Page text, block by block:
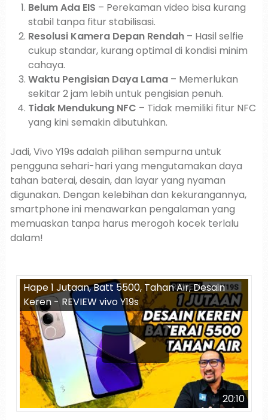
Belum Ada EIS – Perekaman video bisa kurang
stabil tanpa fitur stabilisasi.
Resolusi Kamera Depan Rendah– Hasil selfie
cukup standar, kurang optimal di kondisi minim
cahaya.
Waktu Pengisian Daya Lama– Memerlukan
sekitar 2 jam lebih untuk pengisian penuh.
Tidak Mendukung NFC – Tidak memiliki fitur NFC
yang kini semakin dibutuhkan.
Jadi, Vivo Y19s adalah pilihan sempurna untuk
pengguna sehari-hari yang mengutamakan daya
tahan baterai, desain, dan layar yang nyaman
digunakan. Dengan kelebihan dan kekurangannya,
smartphone ini menawarkan pengalaman yang
memuaskan tanpa harus merogoh kocek terlalu
dalam!
Hape 1 Jutaan, Batt 5500, Tahan Air, Desain
Keren - REVIEW vivo Y19s
20:10